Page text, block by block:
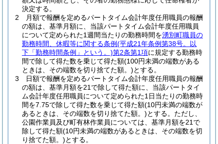
決定する。
2
月額で報酬を定めるパートタイム会計年度任用職員の報酬
の額は、基準月額に、当該パートタイム会計年度任用職員
について定められた1週間当たりの勤務時間を湧別町職員の
勤務時間、休暇等に関する条例(平成21年条例第38号。以
下「勤務時間条例」という。)第2条第1項に規定する勤務時
間で除して得た数を乗じて得た額(100円未満の端数がある
ときは、その端数を切り捨てた額。)とする。
3
日額で報酬を定めるパートタイム会計年度任用職員の報酬
の額は、基準月額を21で除して得た額に、当該パートタイ
ム会計年度任用職員について定められた1日当たりの勤務時
間を7.75で除して得た数を乗じて得た額(10円未満の端数が
あるときは、その端数を切り捨てた額。)とする。 ただし、
公園作業員及び町有林作業員については、基準月額を21で
除して得た額(10円未満の端数があるときは、その端数を切
り捨てた額。)とする。